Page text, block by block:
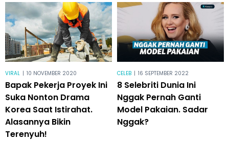
VIRAL | 10 NOVEMBER 2020
Bapak Pekerja Proyek Ini
Suka Nonton Drama
Korea Saat Istirahat.
Alasannya Bikin
Terenyuh!
CELEB | 16 SEPTEMBER 2022
8 Selebriti Dunia Ini
Nggak Pernah Ganti
Model Pakaian. Sadar
Nggak?